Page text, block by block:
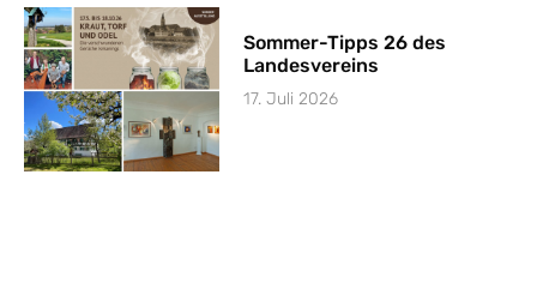
Sommer-Tipps 26 des
Landesvereins
17. Juli 2026